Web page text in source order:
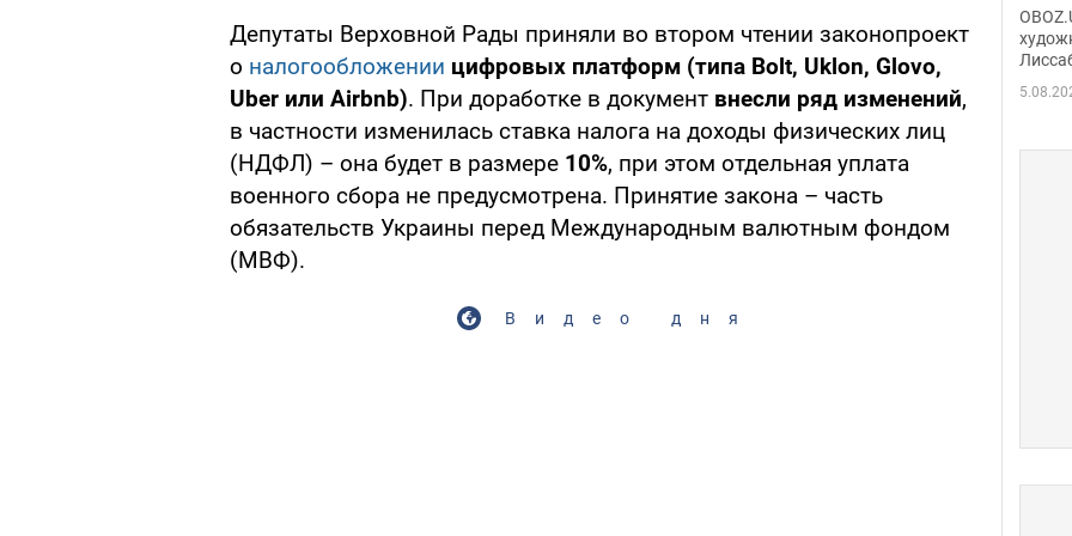
Депутаты Верховной Рады приняли во втором чтении законопроект
о налогообложении цифровых платформ (типа Bolt, Uklon, Glovo,
Uber или Airbnb). При доработке в документ внесли ряд изменений,
в частности изменилась ставка налога на доходы физических лиц
(НДФЛ) – она будет в размере 10%, при этом отдельная уплата
военного сбора не предусмотрена. Принятие закона – часть
обязательств Украины перед Международным валютным фондом
(МВФ).
Видео дня
сына